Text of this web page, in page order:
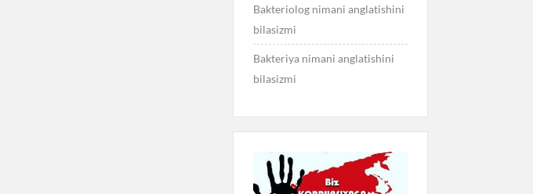
Bakteriolog nimani anglatishini
bilasizmi
Bakteriya nimani anglatishini
bilasizmi